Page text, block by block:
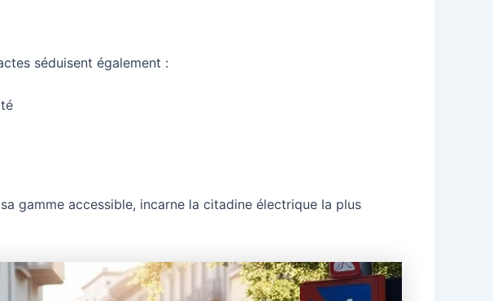
séduisent également :
gamme accessible, incarne la citadine électrique la plus